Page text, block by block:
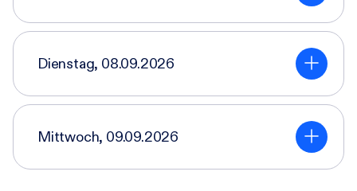
Dienstag, 08.09.2026
Mittwoch, 09.09.2026